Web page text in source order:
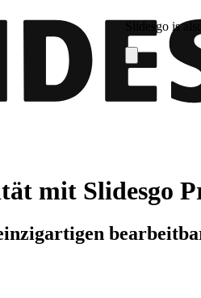
Slidesgo is
mit Slidesgo